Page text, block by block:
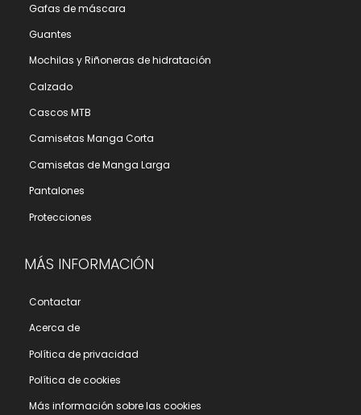
Gafas de máscara
Guantes
Mochilas y Riñoneras de hidratación
Calzado
Cascos MTB
Camisetas Manga Corta
Camisetas de Manga Larga
Pantalones
Protecciones
MÁS INFORMACIÓN
Contactar
Acerca de
Polí­tica de privacidad
Polí­tica de cookies
Más información sobre las cookies